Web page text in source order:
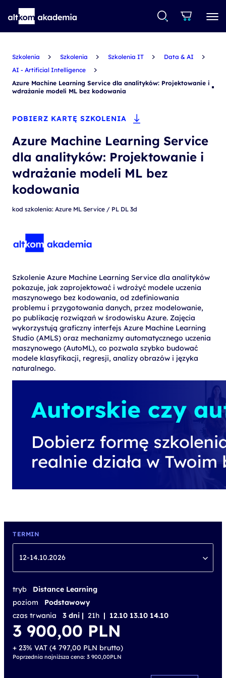
Szkolenia Szkolenia Szkolenia IT
Data & AI
AI - Artificial Intelligence
Azure Machine Learning Service dla analityków: Projektowanie i
wdrażanie modeli ML bez kodowania
POBIERZ KARTĘ SZKOLENIA
Azure Machine Learning Service
dla analityków: Projektowanie i
wdrażanie modeli ML bez
kodowania
kod szkolenia: Azure ML Service / PL DL 3d
Szkolenie Azure Machine Learning Service dla analityków
pokazuje, jak zaprojektować i wdrożyć modele uczenia
maszynowego bez kodowania, od zdefiniowania
problemu i przygotowania danych, przez modelowanie,
po publikację rozwiązań w środowisku Azure. Zajęcia
wykorzystują graficzny interfejs Azure Machine Learning
Studio (AMLS) oraz mechanizmy automatycznego uczenia
maszynowego (AutoML), co pozwala szybko budować
modele klasyfikacji, regresji, analizy obrazów i języka
naturalnego.
TERMIN
12-14.10.2026
tryb
Distance Learning
poziom
Podstawowy
czas trwania
3 dni | 21h | 12.10 13.10 14.10
3 900,00 PLN
+ 23% VAT (4 797,00 PLN brutto)
Poprzednia najniższa cena: 3 900,00PLN